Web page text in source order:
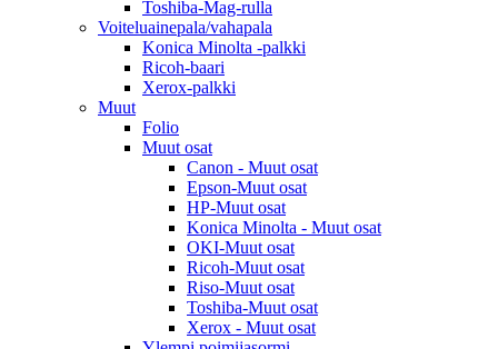
Toshiba-Mag-rulla
Voiteluainepala/vahapala
Konica Minolta -palkki
Ricoh-baari
Xerox-palkki
Muut
Folio
Muut osat
Canon - Muut osat
Epson-Muut osat
HP-Muut osat
Konica Minolta - Muut osat
OKI-Muut osat
Ricoh-Muut osat
Riso-Muut osat
Toshiba-Muut osat
Xerox - Muut osat